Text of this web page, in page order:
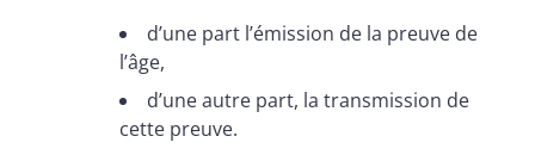
d’une part l’émission de la preuve de
l’âge,
d’une autre part, la transmission de
cette preuve.